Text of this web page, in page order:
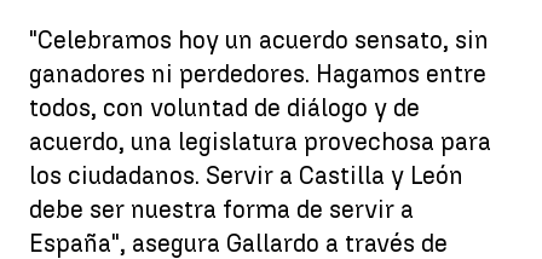
"Celebramos hoy un acuerdo sensato, sin
ganadores ni perdedores. Hagamos entre
todos, con voluntad de diálogo y de
acuerdo, una legislatura provechosa para
los ciudadanos. Servir a Castilla y León
debe ser nuestra forma de servir a
España", asegura Gallardo a través de